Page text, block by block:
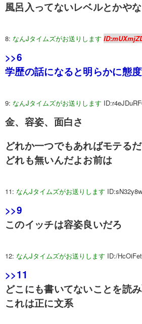
風呂入ってないレベルとかや
8: なんJタイムズがお送りします
>>6
学歴の話になると明らかに態
9: なんJタイムズがお送りします
金、容姿、面白さ
どれか一つでもあればモテる
どれも無いんだよお前は
11: なんJタイムズがお送りします
>>9
このイッチは容姿良いだろ
12: なんJタイムズがお送りします ID:/
>>11
どこにも書いてないことを読
これは正に文系